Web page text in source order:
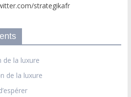
strategikafr
de la luxure
de la luxure